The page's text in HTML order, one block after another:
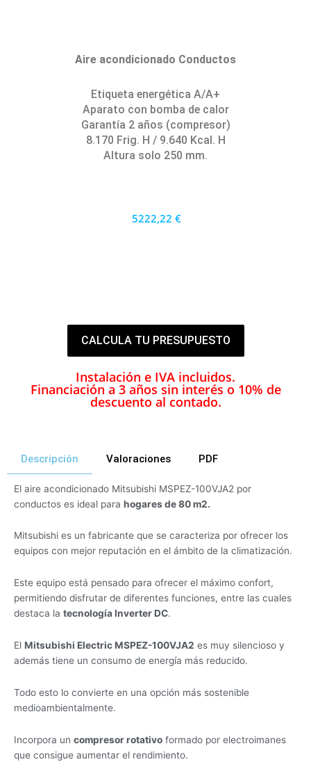
Aire acondicionado Conductos
Etiqueta energética A/A+
Aparato con bomba de calor
Garantía 2 años (compresor)
8.170 Frig. H / 9.640 Kcal. H
Altura solo 250 mm.
5222,22 €
CALCULA TU PRESUPUESTO
Instalación e IVA incluidos.
Financiación a 3 años sin interés o 10% de
descuento al contado.
Descripción Valoraciones PDF
El aire acondicionado Mitsubishi MSPEZ-100VJA2 por
conductos es ideal para hogares de 80 m2.
Mitsubishi es un fabricante que se caracteriza por ofrecer los
equipos con mejor reputación en el ámbito de la climatización.
Este equipo está pensado para ofrecer el máximo confort,
permitiendo disfrutar de diferentes funciones, entre las cuales
destaca la tecnología Inverter DC.
El Mitsubishi Electric MSPEZ-100VJA2 es muy silencioso y
además tiene un consumo de energía más reducido.
Todo esto lo convierte en una opción más sostenible
medioambientalmente.
Incorpora un compresor rotativo formado por electroimanes
que consigue aumentar el rendimiento.